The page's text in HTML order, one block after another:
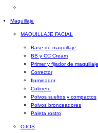
Maquillaje
MAQUILLAJE FACIAL
Base de maquillaje
BB y CC Cream
Primer y fijador de maquillaje
Corrector
Iluminador
Colorete
Polvos sueltos y compactos
Polvos bronceadores
Paleta rostro
OJOS